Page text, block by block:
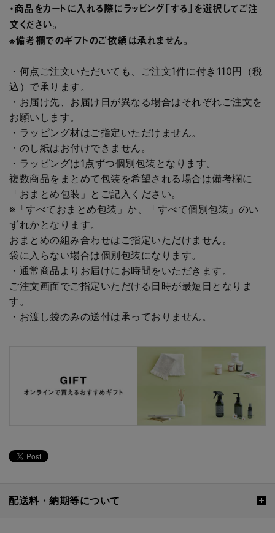
・商品をカートに入れる際にラッピング「する」を選択してご注
文ください。
※備考欄でのギフトのご依頼は承れません。
・何点ご注文いただいても、ご注文1件に付き110円（税
込）で承ります。
・お届け先、お届け日が異なる場合はそれぞれご注文を
お願いします。
・ラッピング材はご指定いただけません。
・のし紙はお付けできません。
・ラッピングは1点ずつ個別包装となります。
複数商品をまとめて包装を希望される場合は備考欄に
「おまとめ包装」とご記入ください。
※「すべておまとめ包装」か、「すべて個別包装」のい
ずれかとなります。
おまとめの組み合わせはご指定いただけません。
袋に入らない場合は個別包装になります。
・通常商品よりお届けにお時間をいただきます。
ご注文画面でご指定いただける日時が最短日となりま
す。
・お渡し袋のみの送付は承っておりません。
配送料・納期等について